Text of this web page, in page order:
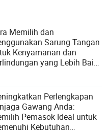
Memilih dan
Sarung Tangan
Kenyamanan dan
yang Lebih Baik
Perlengkapan
Gawang Anda:
Pemasok Ideal untuk
Kebutuhan